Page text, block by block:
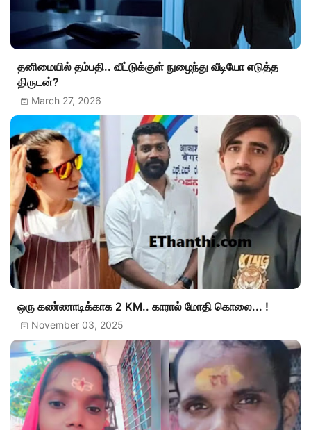
தனிமையில் தம்பதி.. வீட்டுக்குள் நுழைந்து வீடியோ எடுத்த
திருடன்?
March 27, 2026
ஒரு கண்ணாடிக்காக 2 KM.. காரால் மோதி கொலை... !
November 03, 2025